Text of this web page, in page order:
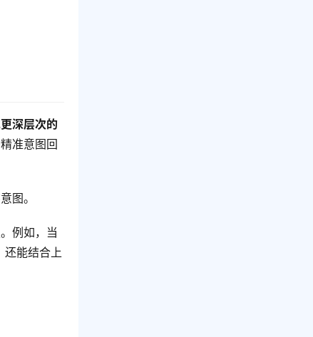
更深层次的
准意图回
图。
例如，当
还能结合上